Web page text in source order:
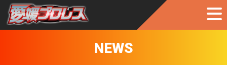
NEWS